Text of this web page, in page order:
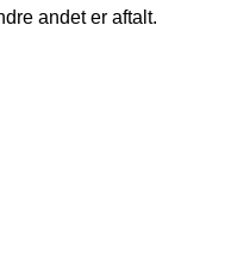
andet er aftalt.